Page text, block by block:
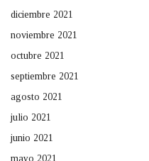
diciembre 2021
noviembre 2021
octubre 2021
septiembre 2021
agosto 2021
julio 2021
junio 2021
mayo 2021